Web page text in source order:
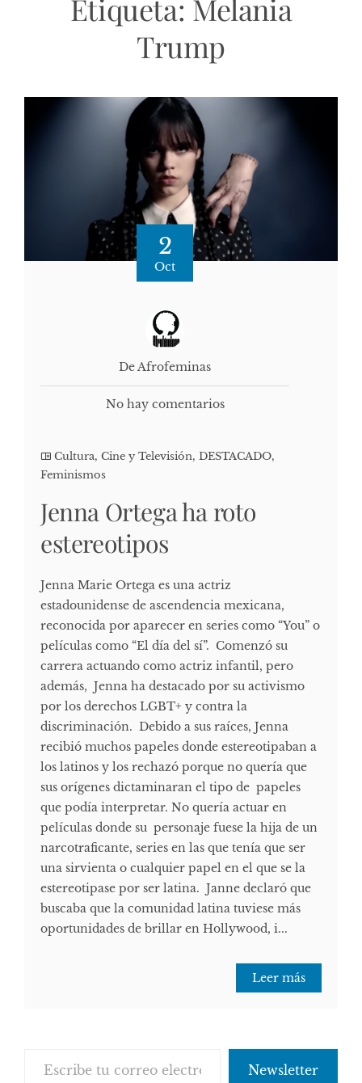
Etiqueta: Melania
Trump
2
Oct
De Afrofeminas
No hay comentarios
Cultura, Cine y Televisión, DESTACADO,
Feminismos
Jenna Ortega ha roto
estereotipos
Jenna Marie Ortega es una actriz
estadounidense de ascendencia mexicana,
reconocida por aparecer en series como “You” o
películas como “El día del sí”. Comenzó su
carrera actuando como actriz infantil, pero
además, Jenna ha destacado por su activismo
por los derechos LGBT+ y contra la
discriminación. Debido a sus raíces, Jenna
recibió muchos papeles donde estereotipaban a
los latinos y los rechazó porque no quería que
sus orígenes dictaminaran el tipo de papeles
que podía interpretar. No quería actuar en
películas donde su personaje fuese la hija de un
narcotraficante, series en las que tenía que ser
una sirvienta o cualquier papel en el que se la
estereotipase por ser latina. Janne declaró que
buscaba que la comunidad latina tuviese más
oportunidades de brillar en Hollywood, i...
Leer más
Newsletter